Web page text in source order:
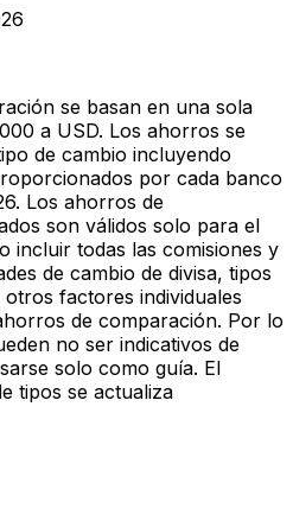
se basan en una sola
a USD. Los ahorros se
de cambio incluyendo
por cada banco
Los ahorros de
son válidos solo para el
incluir todas las comisiones y
de cambio de divisa, tipos
factores individuales
de comparación. Por lo
no ser indicativos de
solo como guía. El
tipos se actualiza